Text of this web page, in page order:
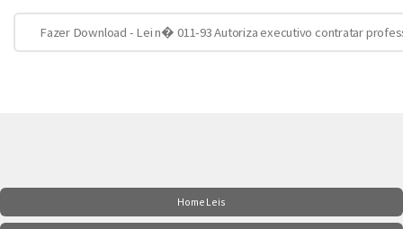
Fazer Download - Lei n� 011-93 Autoriza executivo contratar
Home Leis